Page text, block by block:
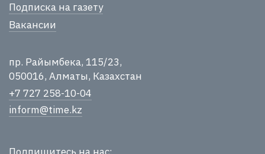
Подписка на газету
Вакансии
пр. Райымбека, 115/23,
050016, Алматы, Казахстан
+7 727 258-10-04
inform@time.kz